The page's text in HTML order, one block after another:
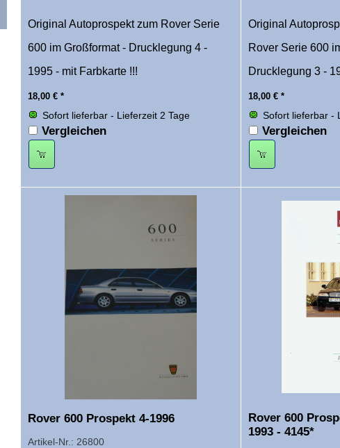
Original Autoprospekt zum Rover Serie
600 im Großformat - Drucklegung 4 -
1995 - mit Farbkarte !!!
18,00 € *
Sofort lieferbar - Lieferzeit 2 Tage
Vergleichen
Original
Rover Serie 600
Drucklegung 3 -
18,00 € *
Sofort lieferbar -
Vergleichen
Rover 600 Prospekt 4-1996
Artikel-Nr.: 26800
Rover 600
1993 - 4145*